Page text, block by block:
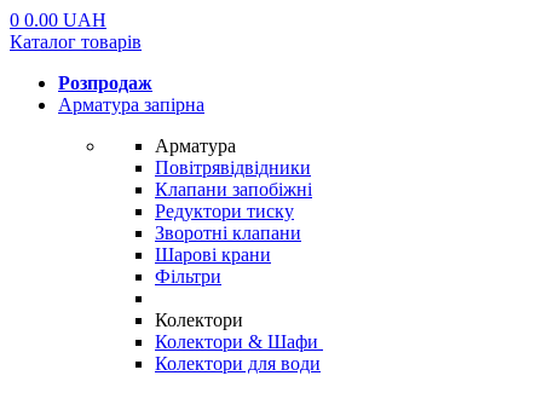
0 0.00 UAH
Каталог товарів
Розпродаж
Арматура запірна
Арматура
Повітрявідвідники
Клапани запобіжні
Редуктори тиску
Зворотні клапани
Шарові крани
Фільтри
Колектори
Колектори & Шафи
Колектори для води